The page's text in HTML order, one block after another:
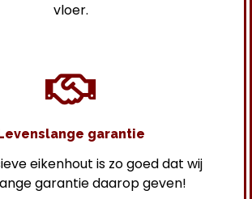
vloer.
garantie
eikenhout is zo goed dat wij
garantie daarop geven!